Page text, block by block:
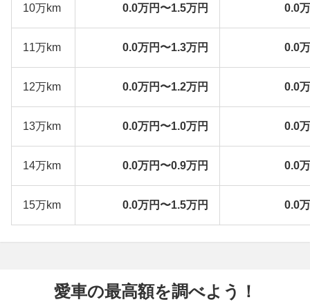
10万km 0.0万円〜1.5万円 0.0
11万km 0.0万円〜1.3万円 0.0
12万km 0.0万円〜1.2万円 0.0
13万km 0.0万円〜1.0万円 0.0
14万km 0.0万円〜0.9万円 0.0
15万km 0.0万円〜1.5万円 0.0
愛車の最高額を調べよう！